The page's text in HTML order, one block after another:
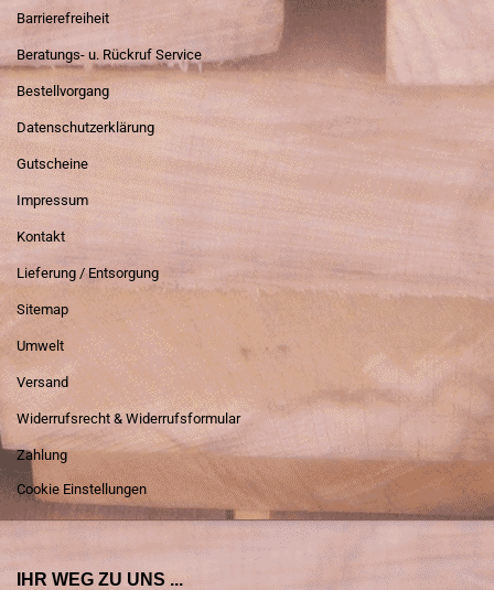
Barrierefreiheit
Beratungs- u. Rückruf Service
Bestellvorgang
Datenschutzerklärung
Gutscheine
Impressum
Kontakt
Lieferung / Entsorgung
Sitemap
Umwelt
Versand
Widerrufsrecht & Widerrufsformular
Zahlung
Cookie Einstellungen
IHR WEG ZU UNS ...